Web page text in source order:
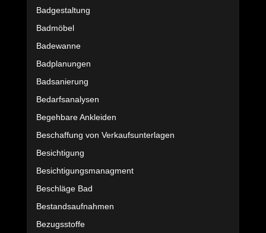
Badgestaltung
Badmöbel
Badewanne
Badplanungen
Badsanierung
Bedarfsanalysen
Begehbare Ankleiden
Beschaffung von Verkaufsunterlagen
Besichtigung
Besichtigungsmanagment
Beschläge Bad
Bestandsaufnahmen
Bezugsstoffe